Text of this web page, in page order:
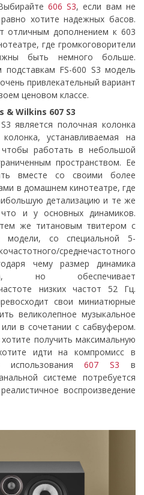
606 S3, если вам не
хотите надежных басов.
отличным дополнением к 603
где громкоговорители
быть немного больше.
подставкам FS-600 S3 модель
привлекательный вариант
ценовом классе.
Wilkins 607 S3
является полочная колонка
устанавливаемая на
работать в небольшой
пространством. Ее
вместе со своими более
в домашнем кинотеатре, где
детализацию и те же
что и у основных динамиков.
же титановым твитером с
модели, со специальной 5-
среднечастотного
чему размер динамика
но обеспечивает
низких частот 52 Гц.
свои миниатюрные
великолепное музыкальное
в сочетании с сабвуфером.
получить максимальную
идти на компромисс в
использования607 S3 в
системе потребуется
воспроизведение